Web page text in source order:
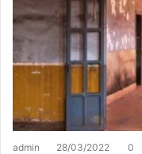
admin 28/03/2022 0